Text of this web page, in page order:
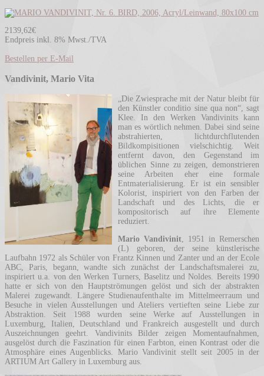
2139,62€
Endpreis inkl. 8% Mwst./TVA
Bestellen per E-Mail
Vandivinit, Mario Vita
„Die Zwiesprache mit der Natur bleibt für
den Künstler conditio sine qua non“, sagt
Klee. In den Werken Vandivinits kann
man es wörtlich nehmen. Dabei sind seine
abstrahierten, lichtdurchflutenden
Bildkompisitionen vielschichtig. Weit
entfernt davon, den Gegenstand im
üblichen Sinne zu zeigen, demonstrieren
seine Arbeiten eher eine formale
Entmaterialisierung. Er ist ein sensibler
Kolorist, inspiriert von den Farben der
Landschaft und des Lichts, die er
kompositorisch auf ihre Elemente
reduziert.
Mario Vandivinit, 1951 in Remerschen
(L) geboren, der seine künstlerische
Laufbahn 1972 als Schüler von Frantz Kinnen und Zanter und an der Ecole
ABC, Paris, begann, wandte sich zunächst der Landschaftsmalerei zu,
inspiriert u.a. von den Werken Turners, Baselitz und Noldes. Bereits 1990
hatte er sich von den Hauptströmungen gelöst und sich der abstrakten
Malerei zugewandt. Längere Studienaufenthalte im Mittelmeerraum und
Besuche in vielen Ausstellungen und Ateliers vertieften seine Liebe zur
Abstraktion. Seit 1988 wurden seine Werke auf Ausstellungen in
Luxemburg, Italien, Deutschland und Frankreich ausgestellt und durch
Auszeichnungen geehrt. Vandivinits Bilder zeigen Momentaufnahmen,
ausgelöst durch die Faszination für einen Farbton, einen Kontrast oder die
Atmosphäre eines Augenblicks. Mario Vandivinit stellt seit 2005 in der
ARTIUM Art Gallery in Luxemburg aus.